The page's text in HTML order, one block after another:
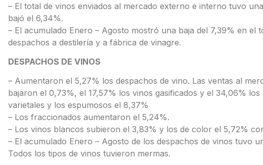
– El total de vinos enviados al mercado externo e interno tuvo
bajó el 6,34%.
– El acumulado Enero – Agosto mostró una baja del 7,39% en el
despachos a destilería y a fábrica de vinagre.
DESPACHOS DE VINOS
– Aumentaron el 5,27% los despachos de vino. Las ventas al
bajaron el 0,73%, el 17,57% los vinos gasificados y el 34,06%
varietales y los espumosos el 8,37%
– Los fraccionados aumentaron el 5,24%.
– Los vinos blancos subieron el 3,83% y los de color el 5,72%
– El acumulado Enero – Agosto de los despachos de vinos tuvo
Todos los tipos de vinos tuvieron mermas.